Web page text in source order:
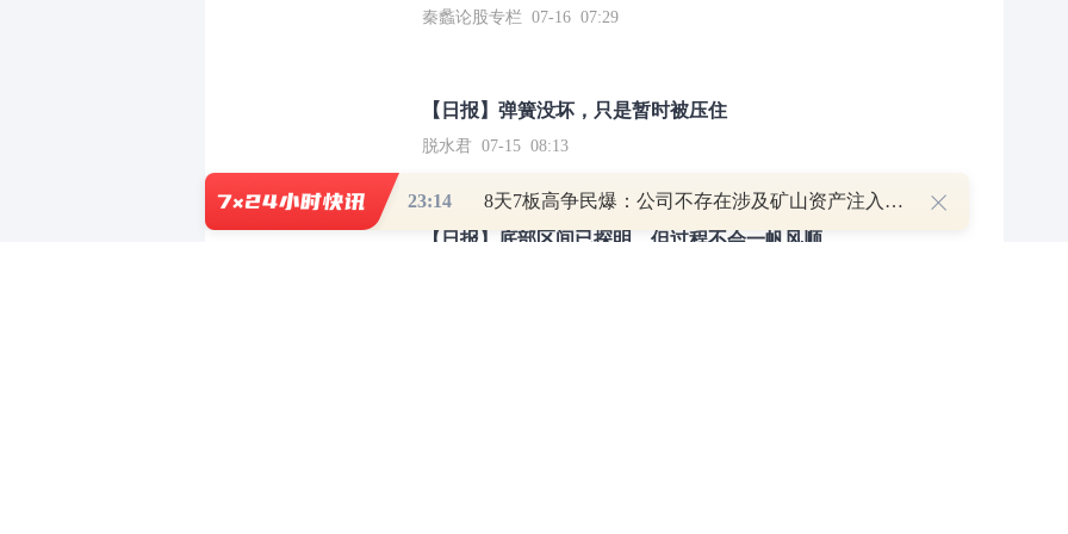
秦蠡论股专栏 07-16 07:29
【日报】弹簧没坏，只是暂时被压住
脱水君 07-15 08:13
【日报】底部区间已探明，但过程不会一帆风顺
23:14 8天7板高争民爆：公司不存在涉及矿山资产注入和重大资产重组的具体计划